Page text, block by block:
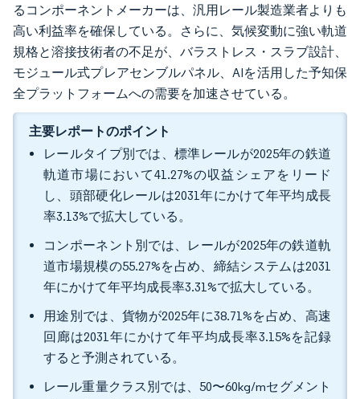
るコンポーネントメーカーは、汎用レール製造業者よりも
高い利益率を確保している。さらに、気候変動に強い軌道
規格と溶接技術者の不足が、バラストレス・スラブ設計、
モジュール式プレアセンブルパネル、AIを活用した予知保
全プラットフォームへの需要を加速させている。
主要レポートのポイント
レールタイプ別では、標準レールが2025年の鉄道
軌道市場において41.27%の収益シェアをリード
し、頭部硬化レールは2031年にかけて年平均成長
率3.13%で拡大している。
コンポーネント別では、レールが2025年の鉄道軌
道市場規模の55.27%を占め、締結システムは2031
年にかけて年平均成長率3.31%で拡大している。
用途別では、貨物が2025年に38.71%を占め、高速
回廊は2031年にかけて年平均成長率3.15%を記録
すると予測されている。
レール重量クラス別では、50〜60kg/mセグメント